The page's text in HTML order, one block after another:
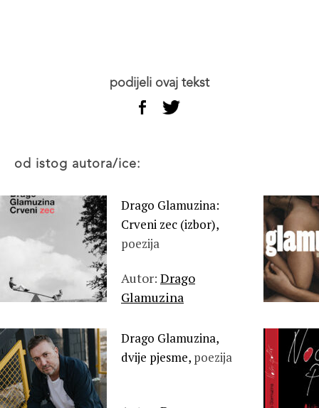
podijeli ovaj tekst
od istog autora/ice:
Drago Glamuzina:
Crveni zec (izbor),
poezija
Autor: Drago
Glamuzina
Drago Glamuzina,
dvije pjesme, poezija